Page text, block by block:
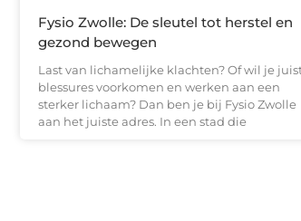
Fysio Zwolle: De sleutel tot herstel en
gezond bewegen
Last van lichamelijke klachten? Of wil je
blessures voorkomen en werken aan een
sterker lichaam? Dan ben je bij Fysio Zwolle
aan het juiste adres. In een stad die